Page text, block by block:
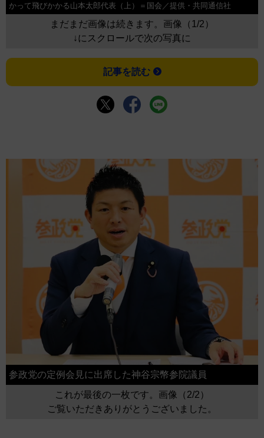
かって飛びかかる山本太郎代表（上）＝国会／提供・共同通信社
まだまだ画像は続きます。画像（1/2）
↓にスクロールで次の写真に
記事を読む
参政党の定例会見に出席した神谷宗幣参院議員
これが最後の一枚です。画像（2/2）
ご覧いただきありがとうございました。